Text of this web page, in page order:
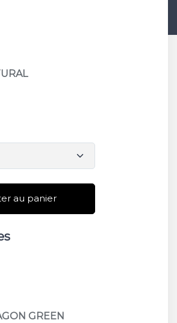
au panier
GREEN